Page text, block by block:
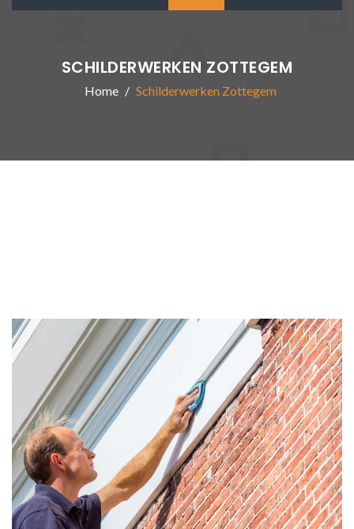
SCHILDERWERKEN ZOTTEGEM
Home Schilderwerken Zottegem